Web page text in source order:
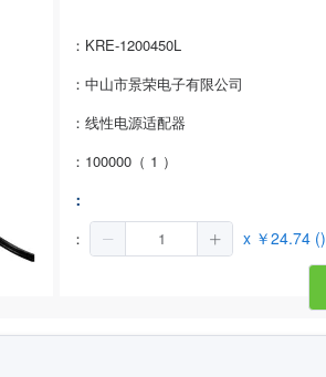
：KRE-1200450L
：中山市景荣电子有限公司
：线性电源适配器
：100000（ 1 ）
：
：
x ￥24.74 ()